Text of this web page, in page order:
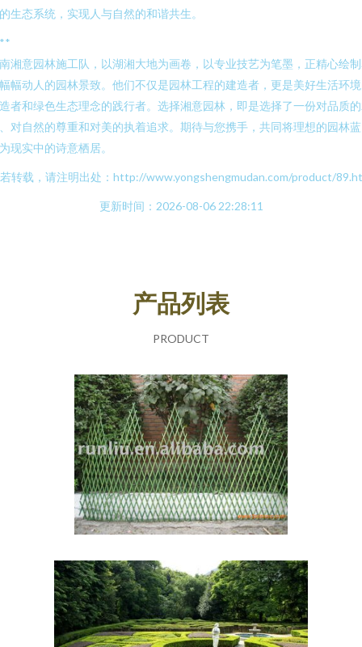
生态系统，实现人与自然的和谐共生。
湘意园林施工队，以湖湘大地为画卷，以专业技艺为笔墨，正精心绘
幅动人的园林景致。他们不仅是园林工程的建造者，更是美好生活环
者和绿色生态理念的践行者。选择湘意园林，即是选择了一份对品质
对自然的尊重和对美的执着追求。期待与您携手，共同将理想的园林
现实中的诗意栖居。
转载，请注明出处：http://www.yongshengmudan.com/product/
更新时间：2026-08-06 22:28:11
产品列表
PRODUCT